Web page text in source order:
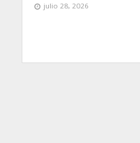
julio 28, 2026